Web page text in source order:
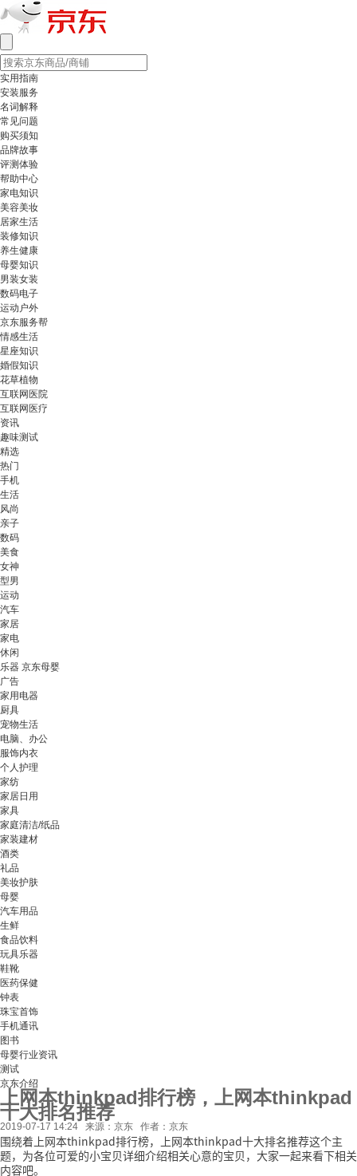
实用指南
安装服务
名词解释
常见问题
购买须知
品牌故事
评测体验
帮助中心
家电知识
美容美妆
居家生活
装修知识
养生健康
母婴知识
男装女装
数码电子
运动户外
京东服务帮
情感生活
星座知识
婚假知识
花草植物
互联网医院
互联网医疗
资讯
趣味测试
精选
热门
手机
生活
风尚
亲子
数码
美食
女神
型男
运动
汽车
家居
家电
休闲
乐器 京东母婴
广告
家用电器
厨具
宠物生活
电脑、办公
服饰内衣
个人护理
家纺
家居日用
家具
家庭清洁/纸品
家装建材
酒类
礼品
美妆护肤
母婴
汽车用品
生鲜
食品饮料
玩具乐器
鞋靴
医药保健
钟表
珠宝首饰
手机通讯
图书
母婴行业资讯
测试
京东介绍
上网本thinkpad排行榜，上网本thinkpad
十大排名推荐
2019-07-17 14:24 来源：京东 作者：京东
围绕着上网本thinkpad排行榜，上网本thinkpad十大排名推荐这个主
题，为各位可爱的小宝贝详细介绍相关心意的宝贝，大家一起来看下相关
内容吧。